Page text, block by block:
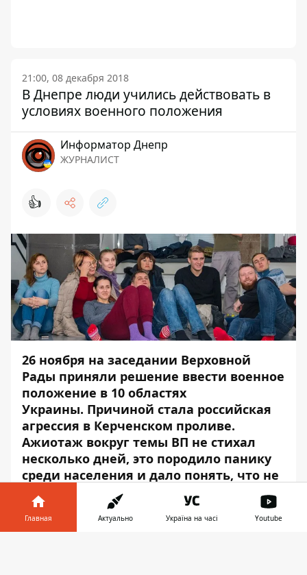
21:00, 08 декабря 2018
В Днепре люди учились действовать в
условиях военного положения
Информатор Днепр
ЖУРНАЛИСТ
👍
26 ноября на заседании Верховной
Рады приняли решение ввести военное
положение в 10 областях
Украины. Причиной стала российская
агрессия в Керченском проливе.
Ажиотаж вокруг темы ВП не стихал
несколько дней, это породило панику
среди населения и дало понять, что не
все жители Днепра готовы к
критическим ситуациям.
Именно поэтому в Днепре провели
Главная Актуально Україна на часі Youtube